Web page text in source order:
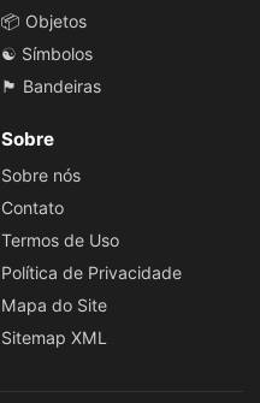
📦 Objetos
☯️ Símbolos
🏴 Bandeiras
Sobre
Sobre nós
Contato
Termos de Uso
Política de Privacidade
Mapa do Site
Sitemap XML